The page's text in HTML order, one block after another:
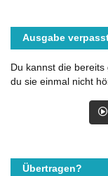
Ausgabe
Du kannst die
du sie einmal nicht
Übertragen?